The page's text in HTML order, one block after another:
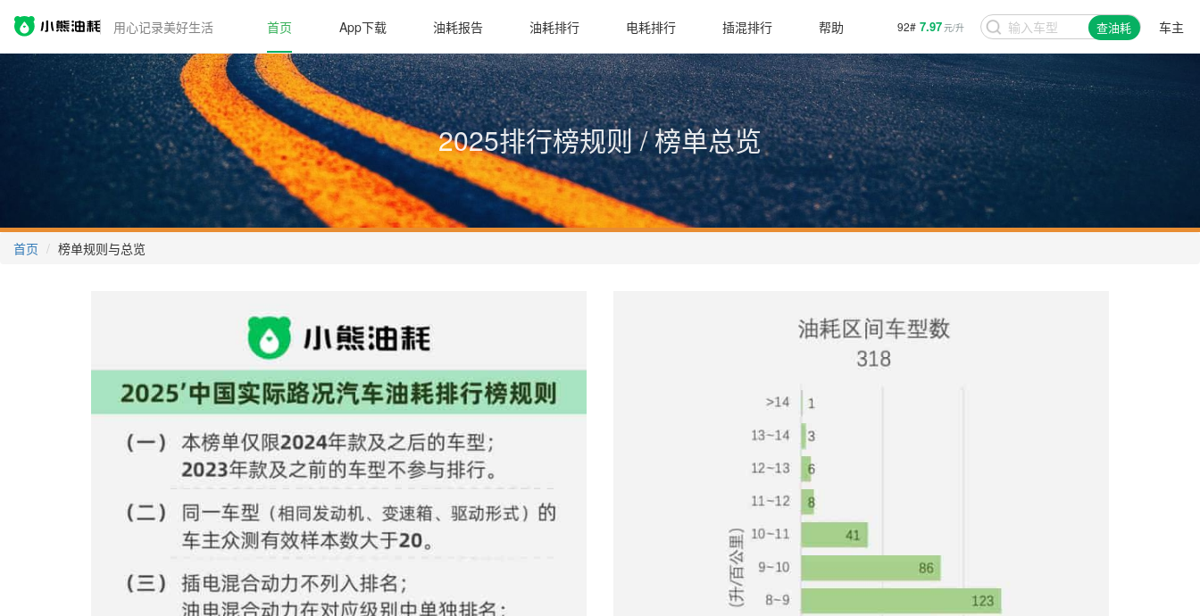
用心记录美好生活 92# 7.97元/升 查油耗 车主
首页 App下载 油耗报告 油耗排行 电耗排行 插混排行 帮助
2025排行榜规则 / 榜单总览
首页 榜单规则与总览